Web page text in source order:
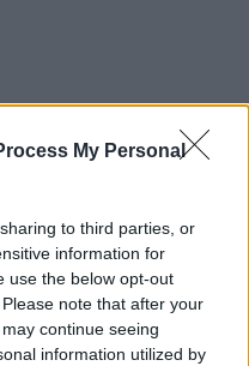
My Personal
to third parties, or
information for
use the below opt-out
note that after your
continue seeing
information utilized by